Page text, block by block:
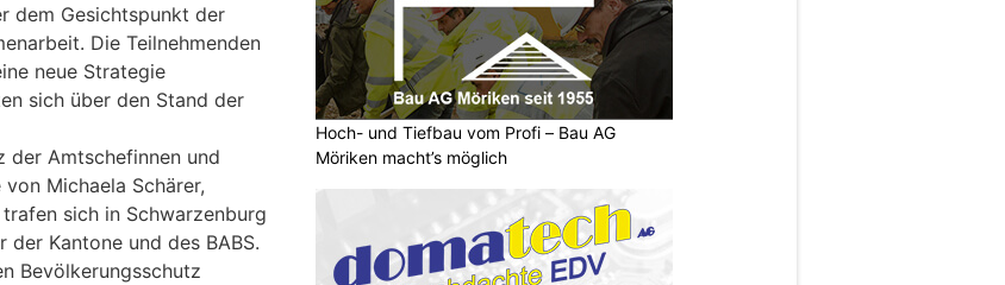
dem Gesichtspunkt der
Die Teilnehmenden
neue Strategie
sich über den Stand der
der Amtschefinnen und
Michaela Schärer,
sich in Schwarzenburg
Kantone und des BABS.
Bevölkerungsschutz
Hoch- und Tiefbau vom Profi – Bau AG
Möriken macht’s möglich